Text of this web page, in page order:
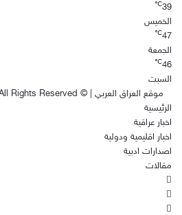
39
℃
الخميس
47
℃
الجمعة
46
℃
السبت
موقع العراق العربي | © Copyright 2026, All Rights Reserved
الرئيسية
اخبار عراقية
اخبار اقليمية ودولية
اصدارات ادبية
مقالات